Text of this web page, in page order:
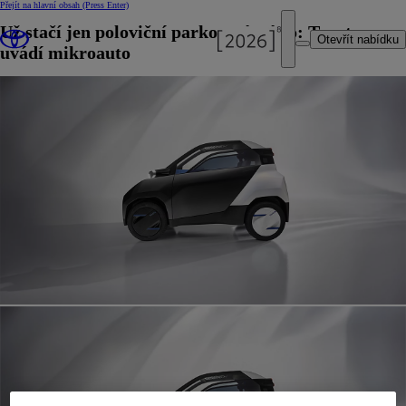
Přejít na hlavní obsah (Press Enter)
Otevřít nabídku
Už stačí jen poloviční parkovací místo: Toyota
uvádí mikroauto